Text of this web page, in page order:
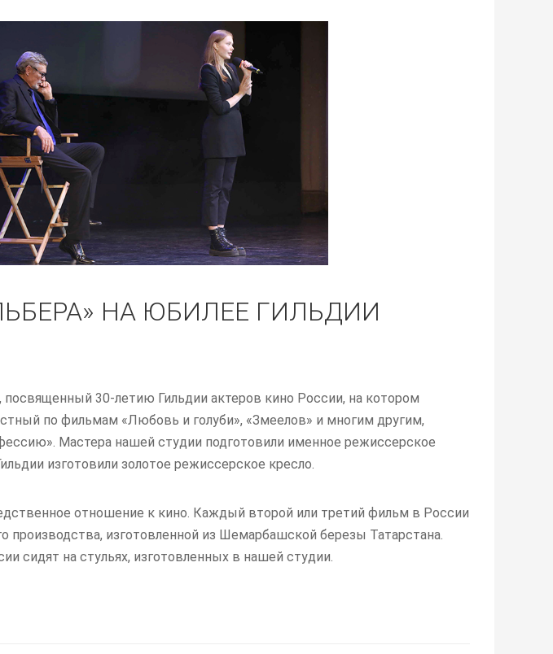
НА ЮБИЛЕЕ ГИЛЬДИИ
30-летию Гильдии актеров кино России, на котором
по фильмам «Любовь и голуби», «Змеелов» и многим другим,
Мастера нашей студии подготовили именное режиссерское
изготовили золотое режиссерское кресло.
отношение к кино. Каждый второй или третий фильм в России
производства, изготовленной из Шемарбашской березы Татарстана.
сидят на стульях, изготовленных в нашей студии.